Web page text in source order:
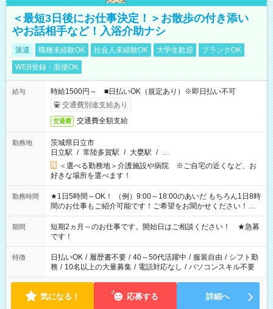
＜最短3日後にお仕事決定！＞お散歩の付き添い
やお話相手など！入浴介助ナシ
派遣 職種未経験OK 社会人未経験OK 大学生歓迎
ブランクOK
WEB登録・面接OK
給与
時給1500円～ ■日払いOK（規定あり）※即日払い不可
交通費別途支給あり
交通費 交通費全額支給
勤務地
茨城県日立市
日立駅 / 常陸多賀駅 / 大甕駅 / …
＜選べる勤務地＞介護施設や病院 ※ご自宅の近くなど、お
好きな場所を選べます！
勤務時間
★1日5時間～OK！ （例）9:00～18:00のあいだ もちろん1日8時
間のお仕事もご紹介可能です！ご希望をお聞かせください！★
家庭の都合でお休みが必要な場合も遠慮なくご相談ください。
※週最低15時間以上の勤務が必要です
期間
短期2ヵ月～のお仕事です。開始日はご相談ください！ ★急募
です！
特徴 日払いOK / 履歴書不要 / 40～50代活躍中 / 服装自由 / シフト勤
務 / 10名以上の大量募集 / 電話対応なし / パソコンスキル不要
気になる！ 応募する 詳細へ